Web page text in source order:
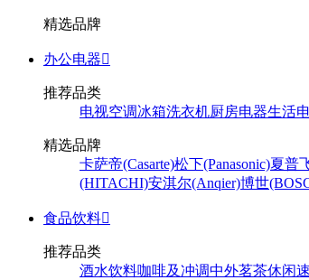
精选品牌
办公电器
推荐品类
电视空调冰箱洗衣机厨房电器生活
精选品牌
卡萨帝(Casarte)松下(Panasonic)夏普
(HITACHI)安淇尔(Anqier)博世
食品饮料
推荐品类
酒水饮料咖啡及冲调中外茗茶休闲